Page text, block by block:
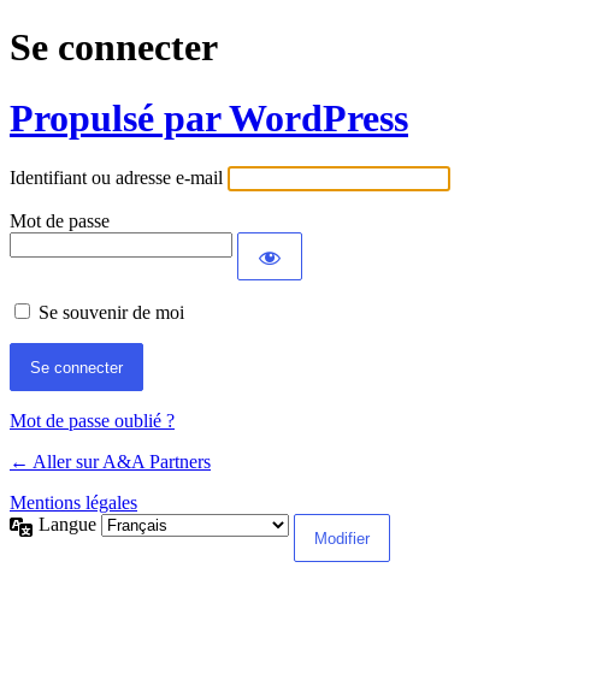
Se connecter
Propulsé par WordPress
Identifiant ou adresse e-mail
Mot de passe
Se souvenir de moi
Mot de passe oublié ?
← Aller sur A&A Partners
Mentions légales
Langue